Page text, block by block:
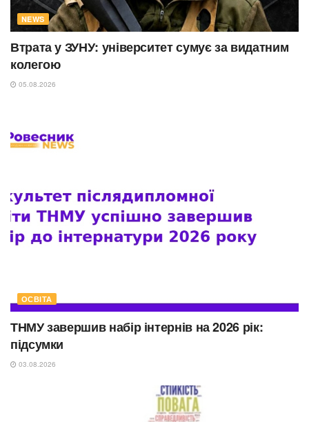
NEWS
Втрата у ЗУНУ: університет сумує за видатним
колегою
05.08.2026
ОСВІТА
ТНМУ завершив набір інтернів на 2026 рік:
підсумки
03.08.2026